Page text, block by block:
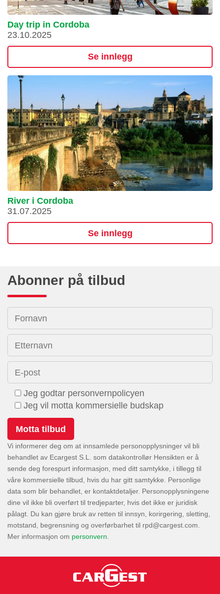
Day trip in Cordoba
23.10.2025
Se innlegg
River i Cordoba
31.07.2025
Se innlegg
Abonner på tilbud
Fornavn
Etternavn
E-post
Jeg godtar personvernpolicyen
Jeg vil motta kommersielle budskap
Vi informerer deg om at innsamlede personopplysninger vil bli
behandlet av Ecargest S.L. som datakontrollør Hensikten er å
sende deg forespurt informasjon, med ditt samtykke, i tillegg til
våre kommersielle tilbud, hvis du har gitt samtykke. Personlige
data som blir behandlet, er kontaktdetaljer. Personopplysningene
dine vil ikke bli overført til tredjeparter, hvis det ikke er juridisk
pålagt. Du kan gjøre bruk av retten til innsyn, korirgering, sletting,
motstand, begrensning og overførbarhet til
Mer informasjon om personvern